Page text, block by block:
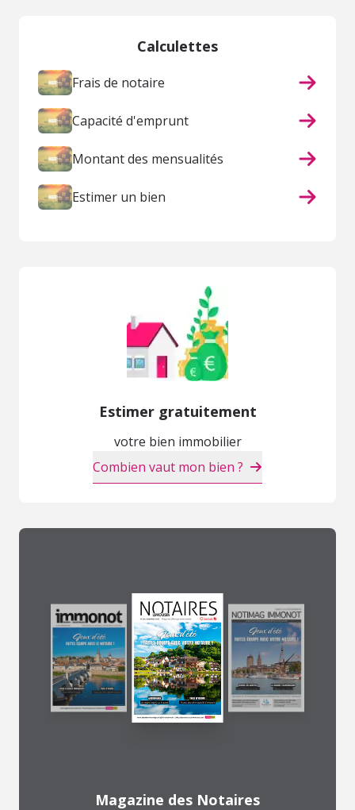
Calculettes
Frais de notaire
Capacité d'emprunt
Montant des mensualités
Estimer un bien
Estimer gratuitement
votre bien immobilier
Combien vaut mon bien ?
Magazine des Notaires